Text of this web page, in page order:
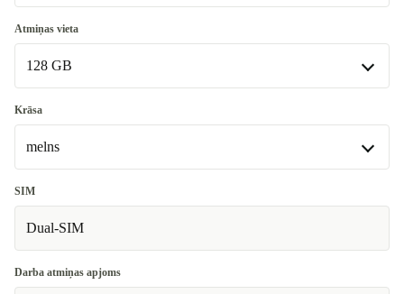
Teicams
Premium +9,18 €
Atmiņas vieta
128 GB
128 GB
256 GB +10,80 €
Krāsa
melns
melns
Pieejams citās konfigurācijās
sudrabs
SIM
Dual-SIM
Darba atmiņas apjoms